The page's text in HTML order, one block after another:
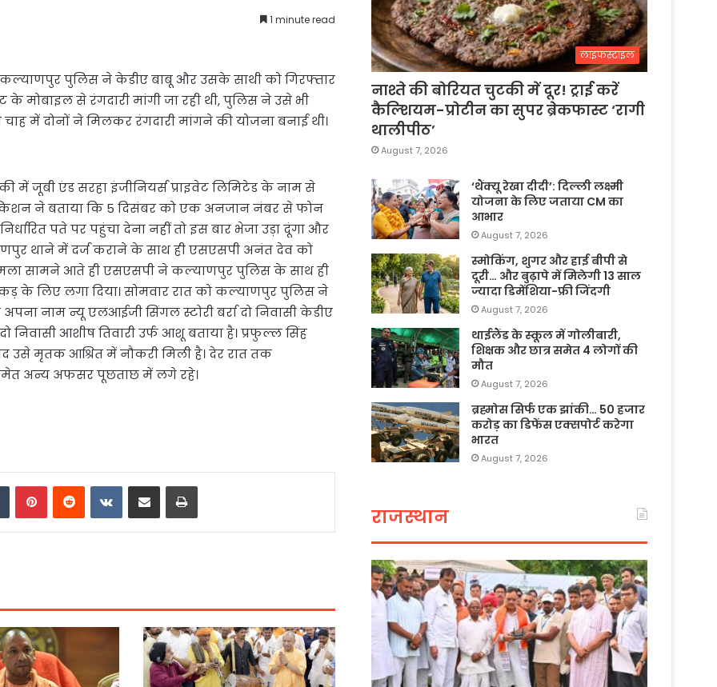
1 minute read
पुलिस ने केडीए बाबू और उसके साथी को गिरफ्तार
मोबाइल से रंगदारी मांगी जा रही थी, पुलिस ने उसे भी
में दोनों ने मिलकर रंगदारी मांगने की योजना बनाई थी।
जूबी एंड सरहा इंजीनियर्स प्राइवेट लिमिटेड के नाम से
ने बताया कि 5 दिसंबर को एक अनजान नंबर से फोन
पते पर पहुंचा देना नहीं तो इस बार भेजा उड़ा दूंगा और
थाने में दर्ज कराने के साथ ही एसएसपी अनंत देव को
सामने आते ही एसएसपी ने कल्याणपुर पुलिस के साथ ही
के लिए लगा दिया। सोमवार रात को कल्याणपुर पुलिस ने
नाम न्यू एलआईजी सिंगल स्टोरी बर्रा दो निवासी केडीए
निवासी आशीष तिवारी उर्फ आशू बताया है। प्रफुल्ल सिंह
उसे मृतक आश्रित में नौकरी मिली है। देर रात तक
अन्य अफसर पूछताछ में लगे रहे।
TumblrPinterestReddit VKontakte
Share via Email Print
लाइफस्टाइल
नाश्ते की बोरियत चुटकी में दूर! ट्राई करें
कैल्शियम-प्रोटीन का सुपर ब्रेकफास्ट ‘रागी
थालीपीठ’
August 7, 2026
‘थैंक्यू रेखा दीदी’: दिल्ली लक्ष्मी
योजना के लिए जताया CM का
आभार
August 7, 2026
स्मोकिंग, शुगर और हाई बीपी से
दूरी… और बुढ़ापे में मिलेगी 13 साल
ज्यादा डिमेंशिया-फ्री जिंदगी
August 7, 2026
थाईलैंड के स्कूल में गोलीबारी,
शिक्षक और छात्र समेत 4 लोगों की
मौत
August 7, 2026
ब्रह्मोस सिर्फ एक झांकी… 50 हजार
करोड़ का डिफेंस एक्सपोर्ट करेगा
भारत
August 7, 2026
राजस्थान